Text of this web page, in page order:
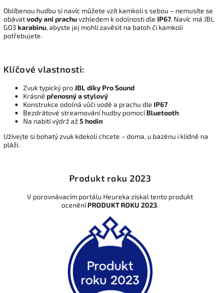
Oblíbenou hudbu si navíc můžete vzít kamkoli s sebou – nemusíte se
obávatvody ani prachuvzhledem k odolnosti dle IP67. Navíc má JBL
GO3 karabinu, abyste jej mohli zavěsit na batoh či kamkoli
potřebujete.
Klíčové vlastnosti:
Zvuk typický proJBL díky Pro Sound
Krásně přenosný a stylový
Konstrukce odolná vůči vodě a prachu dle IP67
Bezdrátové streamování hudby pomocíBluetooth
Na nabití výdrž až5 hodin
Užívejte si bohatý zvuk kdekoli chcete – doma, u bazénu i klidně na
pláži.
Produkt roku 2023
V porovnávacím portálu Heureka získal tento produkt
oceněníPRODUKT ROKU 2023.